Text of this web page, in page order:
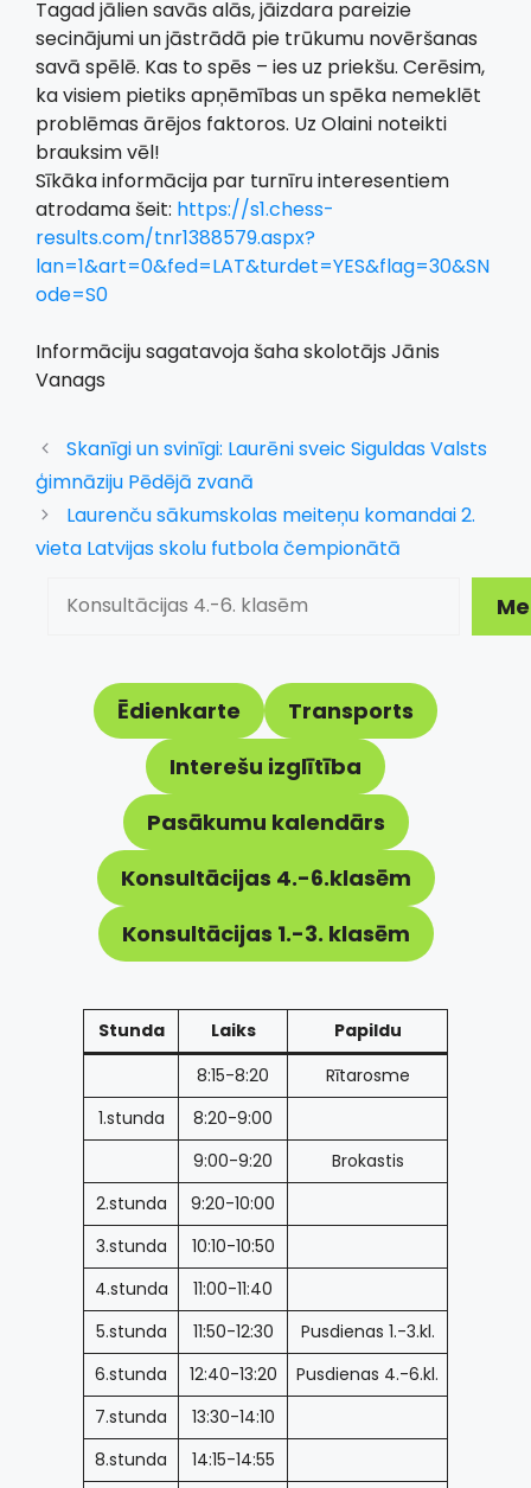
Tagad jālien savās alās, jāizdara pareizie
secinājumi un jāstrādā pie trūkumu novēršanas
savā spēlē. Kas to spēs – ies uz priekšu. Cerēsim,
ka visiem pietiks apņēmības un spēka nemeklēt
problēmas ārējos faktoros. Uz Olaini noteikti
brauksim vēl!
Sīkāka informācija par turnīru interesentiem
atrodama šeit: https://s1.chess-
results.com/tnr1388579.aspx?
lan=1&art=0&fed=LAT&turdet=YES&flag=30&SN
ode=S0
Informāciju sagatavoja šaha skolotājs Jānis
Vanags
Skanīgi un svinīgi: Laurēni sveic Siguldas Valsts
ģimnāziju Pēdējā zvanā
Laurenču sākumskolas meiteņu komandai 2.
vieta Latvijas skolu futbola čempionātā
Ēdienkarte
Transports
Interešu izglītība
Pasākumu kalendārs
Konsultācijas 4.-6.klasēm
Konsultācijas 1.-3. klasēm
Stunda Laiks
Papildu
8:15-8:20
Rītarosme
1.stunda
8:20-9:00
9:00-9:20
Brokastis
2.stunda
9:20-10:00
3.stunda
10:10-10:50
4.stunda
11:00-11:40
5.stunda
11:50-12:30
Pusdienas 1.-3.kl.
6.stunda
12:40-13:20
Pusdienas 4.-6.kl.
7.stunda
13:30-14:10
8.stunda
14:15-14:55